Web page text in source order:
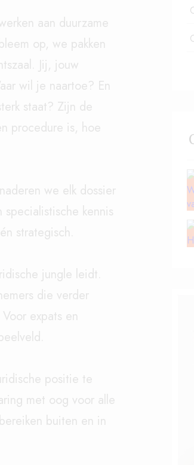
aan duurzame
op, we pakken
Jij, jouw
wil je naartoe? En
staat? Zijn de
procedure is, hoe
we elk dossier
kennis
strategisch.
jungle leidt.
die verder
expats en
positie te
met oog voor alle
buiten en in